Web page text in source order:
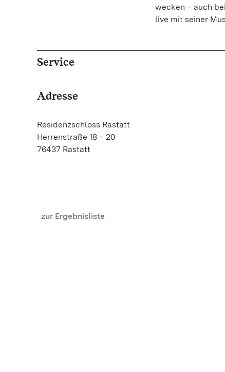
wecken – auch
live mit seiner
Service
Adresse
Residenzschloss Rastatt
Herrenstraße 18 – 20
76437 Rastatt
zur Ergebnisliste